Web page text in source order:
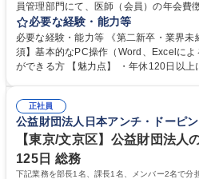
員管理部門にて、医師（会員）の年会費
テム入力、電話・FAX対応をお任せしま
営事務局業務などにも幅広く携わっていただきます。
入力業務】 ・医師（会員）の住所変更、
・年会費の徴収管理や入金データの照合
年休120日/デスクワーク中心で残業少なめ
必要な経験・能力等
必要な経験・能力等 《第二新卒・業界
須】基本的なPC操作（Word、Excelによ
ができる方 【魅力点】 ・年休120日以上に加え、9時～17時の「実働7時
整、資料作成、当日の運営サポート 学歴・資格 学歴：大学院 大学 語学
力： 資格：
正社員
公益財団法人日本アンチ・ドーピ
【東京/文京区】公益財団法人
125日 総務
下記業務を部長1名、課長1名、メンバー2名で分